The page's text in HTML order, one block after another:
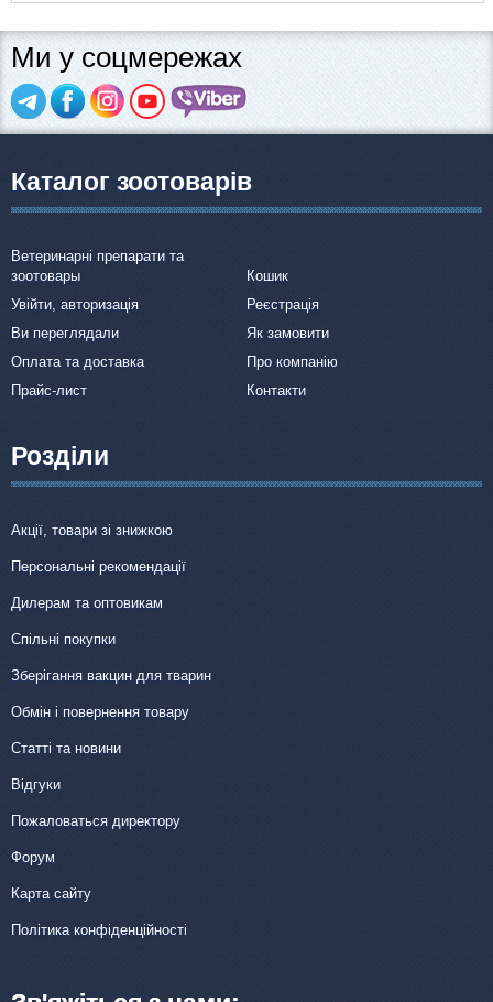
Ми у соцмережах
Каталог зоотоварів
Ветеринарні препарати та
зоотовары
Кошик
Увійти, авторизація
Реєстрація
Ви переглядали
Як замовити
Оплата та доставка
Про компанію
Прайс-лист
Контакти
Розділи
Акції, товари зі знижкою
Персональні рекомендації
Дилерам та оптовикам
Спільні покупки
Зберігання вакцин для тварин
Обмін і повернення товару
Статті та новини
Відгуки
Пожаловаться директору
Форум
Карта сайту
Політика конфіденційності